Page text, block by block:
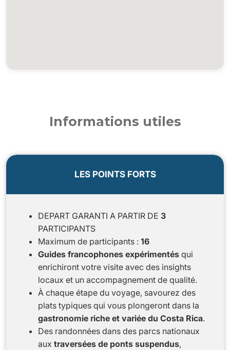
Informations utiles
LES POINTS FORTS
DEPART GARANTI A PARTIR DE 3
PARTICIPANTS
Maximum de participants : 16
Guides francophones expérimentés qui
enrichiront votre visite avec des insights
locaux et un accompagnement de qualité.
À chaque étape du voyage, savourez des
plats typiques qui vous plongeront dans la
gastronomie riche et variée du Costa Rica.
Des randonnées dans des parcs nationaux
aux traversées de ponts suspendus,